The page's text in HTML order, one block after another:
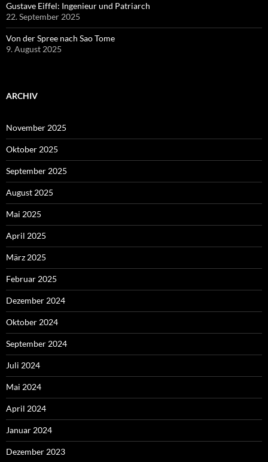
Gustave Eiffel: Ingenieur und Patriarch
22. September 2025
Von der Spree nach Sao Tome
9. August 2025
ARCHIV
November 2025
Oktober 2025
September 2025
August 2025
Mai 2025
April 2025
März 2025
Februar 2025
Dezember 2024
Oktober 2024
September 2024
Juli 2024
Mai 2024
April 2024
Januar 2024
Dezember 2023